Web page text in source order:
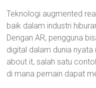
Teknologi augmented
baik dalam industri
Dengan AR, pengguna
digital dalam dunia
about it, salah satu
di mana pemain dapat